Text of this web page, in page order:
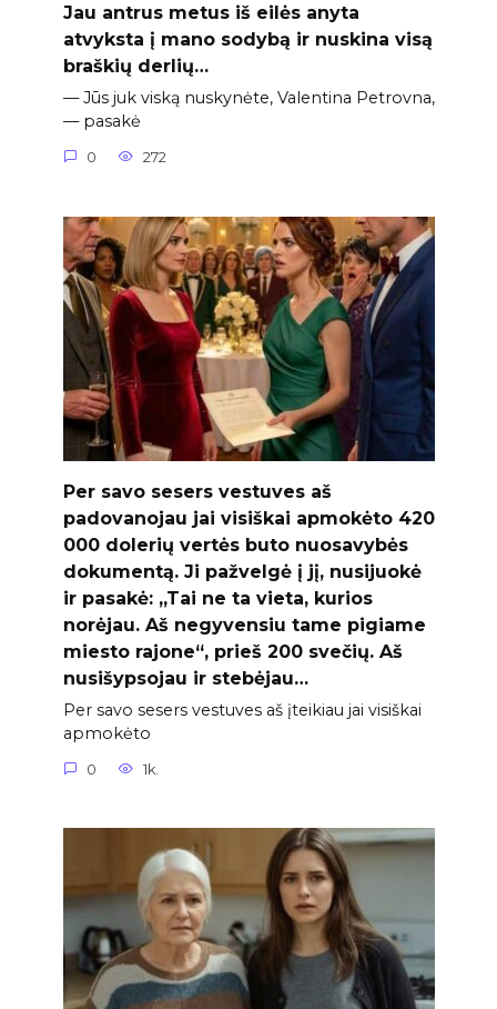
Jau antrus metus iš eilės anyta
atvyksta į mano sodybą ir nuskina visą
braškių derlių…
— Jūs juk viską nuskynėte, Valentina Petrovna,
— pasakė
0 272
Per savo sesers vestuves aš
padovanojau jai visiškai apmokėto 420
000 dolerių vertės buto nuosavybės
dokumentą. Ji pažvelgė į jį, nusijuokė
ir pasakė: „Tai ne ta vieta, kurios
norėjau. Aš negyvensiu tame pigiame
miesto rajone“, prieš 200 svečių. Aš
nusišypsojau ir stebėjau…
Per savo sesers vestuves aš įteikiau jai visiškai
apmokėto
0 1k.